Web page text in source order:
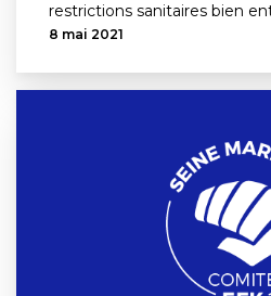
restrictions sanitaires bien
8 mai 2021